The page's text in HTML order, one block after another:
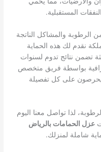
المستقبلية.
الرطوبة والمشاكل الناتجة
نقدم لك هذه الحماية
تضمن نتائج تدوم لسنوات
بواسطة فريق متخصص
يحرصون على كل تفصيلة
لذا تواصل معنا اليوم
عزل الحمامات بالرياض
شاملة لمنزلك.